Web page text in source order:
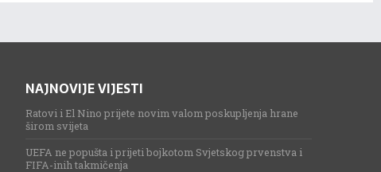
NAJNOVIJE VIJESTI
Ratovi i El Nino prijete novim valom poskupljenja hrane
širom svijeta
UEFA ne popušta i prijeti bojkotom Svjetskog prvenstva i
FIFA-inih takmičenja